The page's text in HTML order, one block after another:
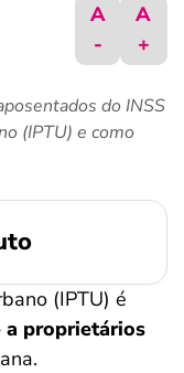
A
-
A
+
do INSS
(IPTU) e como
(IPTU) é
proprietários